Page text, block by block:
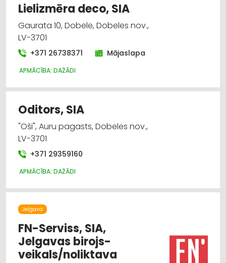
Lielizmēra deco, SIA
Gaurata 10, Dobele, Dobeles nov.,
LV-3701
+371 26738371 Mājaslapa
APMĀCĪBA: DAŽĀDI
Oditors, SIA
"Oši", Auru pagasts, Dobeles nov.,
LV-3701
+371 29359160
APMĀCĪBA: DAŽĀDI
Jelgava
FN-Serviss, SIA,
Jelgavas birojs-
veikals/noliktava